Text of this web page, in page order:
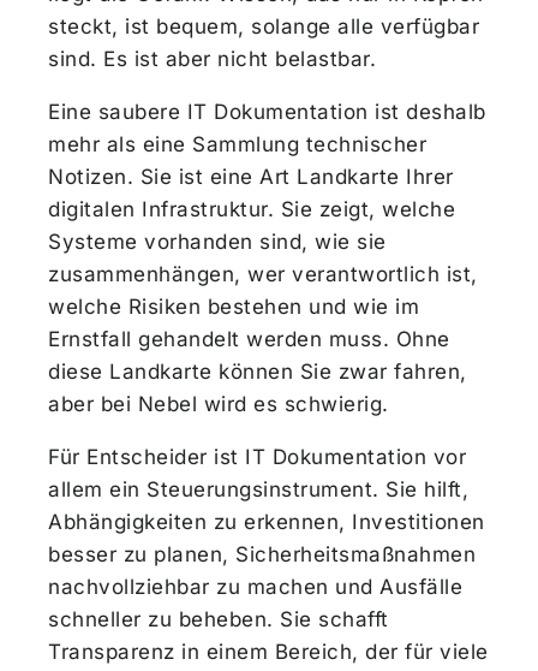
steckt, ist bequem, solange alle verfügbar
sind. Es ist aber nicht belastbar.
Eine saubere IT Dokumentation ist deshalb
mehr als eine Sammlung technischer
Notizen. Sie ist eine Art Landkarte Ihrer
digitalen Infrastruktur. Sie zeigt, welche
Systeme vorhanden sind, wie sie
zusammenhängen, wer verantwortlich ist,
welche Risiken bestehen und wie im
Ernstfall gehandelt werden muss. Ohne
diese Landkarte können Sie zwar fahren,
aber bei Nebel wird es schwierig.
Für Entscheider ist IT Dokumentation vor
allem ein Steuerungsinstrument. Sie hilft,
Abhängigkeiten zu erkennen, Investitionen
besser zu planen, Sicherheitsmaßnahmen
nachvollziehbar zu machen und Ausfälle
schneller zu beheben. Sie schafft
Transparenz in einem Bereich, der für viele